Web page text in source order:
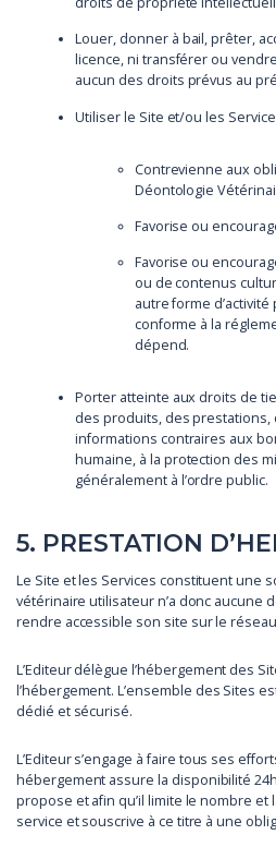
Louer, donner à bail, prêter,
licence, ni transférer ou
aucun des droits prévus au
Utiliser le Site et/ou les
Contrevienne aux
Déontologie
Favorise ou
Favorise ou
ou de contenus
autre forme
conforme à la
dépend.
Porter atteinte aux droits de
des produits, des prestations,
informations contraires aux
humaine, à la protection des
généralement à l’ordre public.
5. PRESTATION
Le Site et les Services constituent une
vétérinaire utilisateur n’a donc aucune
rendre accessible son site sur le
L’Editeur délègue l’hébergement des
l’hébergement. L’ensemble des Sites
dédié et sécurisé.
L’Editeur s’engage à faire tous ses
hébergement assure la disponibilité
propose et afin qu’il limite le nombre
service et souscrive à ce titre à une